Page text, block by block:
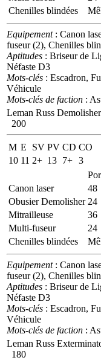
Chenilles blindées
Equipement: Canon
fuseur (2), Chenilles
Aptitudes : Briseur de
Néfaste D3
Mots-clés : Escadron,
Véhicule
Mots-clés de faction :
Leman Russ Demolisher
200
M E SV PV CD CO
10 11 2+ 13 7+ 3
Canon laser
48
Obusier Demolisher 24
Mitrailleuse
36
Multi-fuseur
24
Chenilles blindées
Equipement: Canon
fuseur (2), Chenilles
Aptitudes : Briseur de
Néfaste D3
Mots-clés : Escadron,
Véhicule
Mots-clés de faction :
Leman Russ
180